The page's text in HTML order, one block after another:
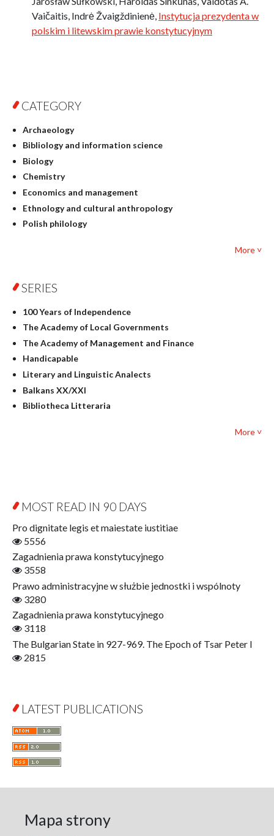
Vaičaitis, Indrė Žvaigždinienė, Instytucja prezydenta w
polskim i litewskim prawie konstytucyjnym
CATEGORY
Archaeology
Bibliology and information science
Biology
Chemistry
Economics and management
Ethnology and cultural anthropology
Polish philology
Geography
Linguistics
Judaica
Culture and art
Literary Studies
Mathematics
Pedagogy
Textbooks for foreigners
Open Access
More ˅
SERIES
100 Years of Independence
The Academy of Local Governments
The Academy of Management and Finance
Handicapable
Literary and Linguistic Analects
Balkans XX/XXI
Bibliotheca Litteraria
Film! Scholars
Finance
Gerontology
Literary Interpretations
Jerzy Giedroyc and...
Jerzy Giedroyc and Witnesses of History
Winter of Life?
Linguistics
What Is Man?
Communication and Media
A Very Short Introduction
Literary Culture of Lodz
Lodz in the Polish People's Republic. The Polish People's
Republic in Lodz
More ˅
MOST READ IN 90 DAYS
Pro dignitate legis et maiestate iustitiae
5556
Zagadnienia prawa konstytucyjnego
3558
Prawo administracyjne w służbie jednostki i wspólnoty
3280
Zagadnienia prawa konstytucyjnego
3118
The Bulgarian State in 927-969. The Epoch of Tsar Peter I
2815
LATEST PUBLICATIONS
Mapa strony